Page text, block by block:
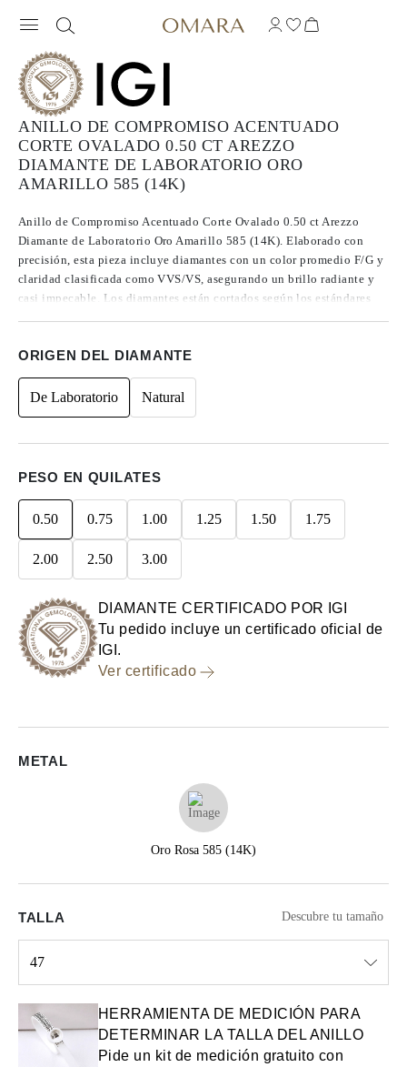
ANILLO DE COMPROMISO ACENTUADO
CORTE OVALADO 0.50 CT AREZZO
DIAMANTE DE LABORATORIO ORO
AMARILLO 585 (14K)
Anillo de Compromiso Acentuado Corte Ovalado 0.50 ct Arezzo
Diamante de Laboratorio Oro Amarillo 585 (14K). Elaborado con
precisión, esta pieza incluye diamantes con un color promedio F/G y
claridad clasificada como VVS/VS, asegurando un brillo radiante y
casi impecable. Los diamantes están cortados según los estándares
excepcional, y no presentan fluorescencia.
ORIGEN DEL DIAMANTE
De Laboratorio Natural
PESO EN QUILATES
0.50 0.75 1.00 1.25 1.50 1.75
2.00 2.50 3.00
DIAMANTE CERTIFICADO POR IGI
Tu pedido incluye un certificado oficial de
IGI.
Ver certificado
METAL
Oro Rosa 585 (14K)
TALLA Descubre tu tamaño
47
HERRAMIENTA DE MEDICIÓN PARA
DETERMINAR LA TALLA DEL ANILLO
Pide un kit de medición gratuito con